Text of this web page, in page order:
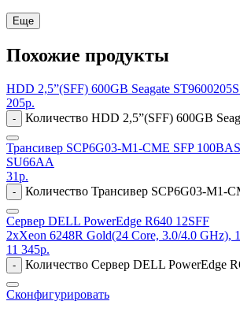
Еще
Похожие продукты
HDD 2,5”(SFF) 600GB Seagate
205р.
- Количество HDD 2,5”(SFF) 600GB
Трансивер SCP6G03-M1-CME SFP
SU66AA
31р.
- Количество Трансивер SCP6G03-M1-
Сервер DELL PowerEdge R640 12SFF
2xXeon 6248R Gold(24 Core, 3.0/4.0 GHz),
11 345р.
- Количество Сервер DELL PowerEdge
Сконфигурировать